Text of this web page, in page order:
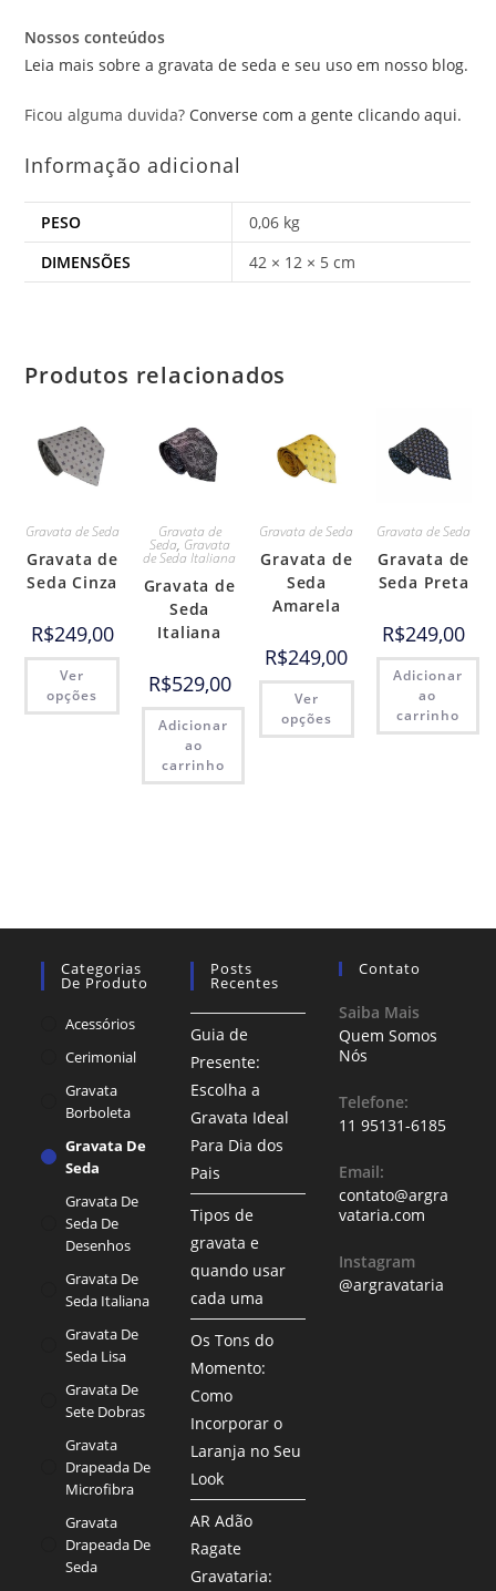
Nossos conteúdos
Leia mais sobre a gravata de seda e seu uso em nosso blog.
Ficou alguma duvida? Converse com a gente clicando aqui.
Informação adicional
PESO
0,06 kg
DIMENSÕES
42 × 12 × 5 cm
Produtos relacionados
Gravata de Seda
Gravata de
Seda Cinza
R$249,00
Ver
opções
Gravata de
Seda, Gravata
de Seda Italiana
Gravata de
Seda
Italiana
R$529,00
Adicionar
ao
carrinho
Gravata de Seda
Gravata de
Seda
Amarela
R$249,00
Ver
opções
Gravata de Seda
Gravata de
Seda Preta
R$249,00
Adicionar
ao
carrinho
Categorias
De Produto
Acessórios
Cerimonial
Gravata
Borboleta
Gravata De
Seda
Gravata De
Seda De
Desenhos
Gravata De
Seda Italiana
Gravata De
Seda Lisa
Gravata De
Sete Dobras
Gravata
Drapeada De
Microfibra
Gravata
Drapeada De
Seda
Posts
Recentes
Guia de
Presente:
Escolha a
Gravata Ideal
Para Dia dos
Pais
Tipos de
gravata e
quando usar
cada uma
Os Tons do
Momento:
Como
Incorporar o
Laranja no Seu
Look
AR Adão
Ragate
Gravataria:
Contato
Saiba Mais
Quem Somos
Nós
Telefone:
11 95131-6185
Email:
contato@argra
vataria.com
Instagram
@argravataria